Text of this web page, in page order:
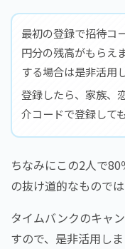
最初の登録で招待コ
円分の残高がもらえ
する場合は是非活用
登録したら、家族、
介コードで登録して
ちなみにこの2人で
の抜け道的なものでは
タイムバンクのキャ
すので、是非活用しま